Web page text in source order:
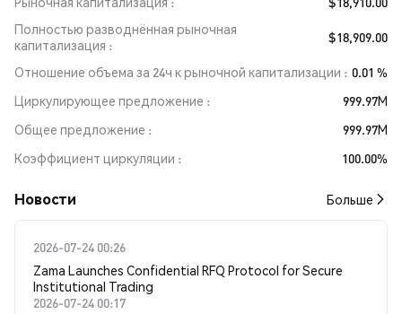
Полностью разводнённая рыночная
капитализация
$18,909.00
Отношение объема за 24ч к рыночной капитализации
0.01 %
Циркулирующее предложение
999.97M
Общее предложение
999.97M
Коэффициент циркуляции
100.00%
Новости Больше
2026-07-24 00:26
Zama Launches Confidential RFQ Protocol for Secure
Institutional Trading
2026-07-24 00:17